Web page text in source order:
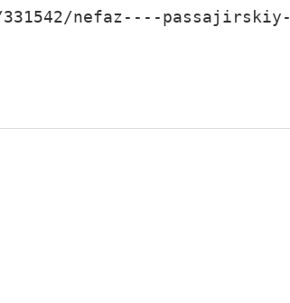
nefaz----passajirskiy-